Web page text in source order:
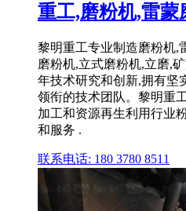
重工,磨粉机,雷蒙
黎明重工专业制造磨粉机,
磨粉机,立式磨粉机,立磨,
年技术研究和创新,拥有坚
领衔的技术团队。黎明重
加工和资源再生利用行业
和服务 .
联系电话: 180 3780 8511